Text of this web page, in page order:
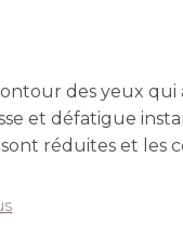
des yeux qui
et défatigue
sont réduites et les